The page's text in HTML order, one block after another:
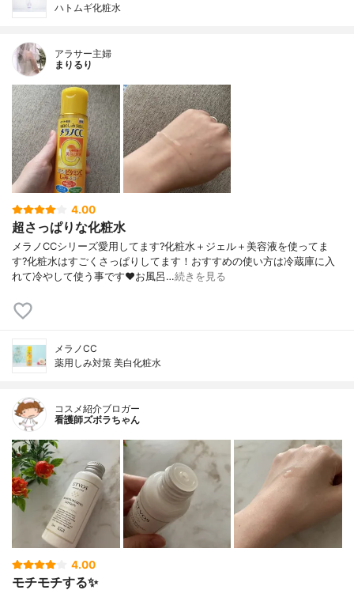
ハトムギ化粧水
アラサー主婦
まりるり
4.00
超さっぱりな化粧水
メラノCCシリーズ愛用してます?化粧水＋ジェル＋美容液を使ってま
す?化粧水はすごくさっぱりしてます！おすすめの使い方は冷蔵庫に入
れて冷やして使う事です❤️お風呂…続きを見る
メラノCC
薬用しみ対策 美白化粧水
コスメ紹介ブロガー
看護師ズボラちゃん
4.00
モチモチする✨